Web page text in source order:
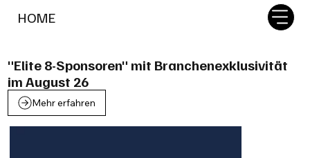
HOME
"Elite 8-Sponsoren" mit Branchenexklusivität
im August 26
Mehr erfahren